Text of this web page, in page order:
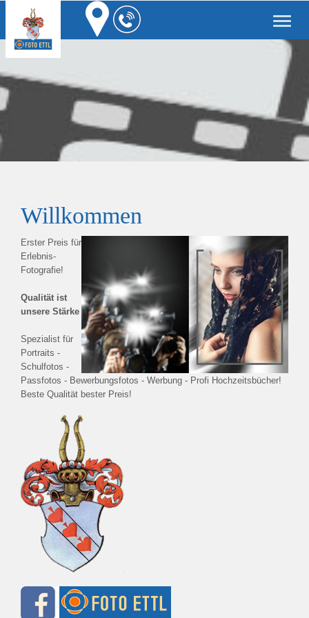
Toggle
Willkommen
Erster Preis für
Erlebnis-
Fotografie!
Qualität ist
unsere Stärke
Spezialist für
Portraits -
Schulfotos -
Passfotos - Bewerbungsfotos - Werbung - Profi Hochzeitsbücher!
Beste Qualität bester Preis!